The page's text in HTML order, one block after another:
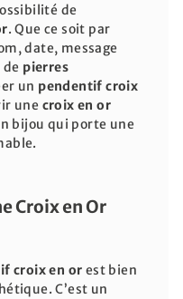
de
. Que ce soit par
date, message
pierres
un pendentif croix
une croix en or
bijou qui porte une
Croix en Or
croix en or est bien
C’est un